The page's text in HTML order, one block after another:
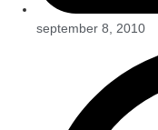
september 8, 2010